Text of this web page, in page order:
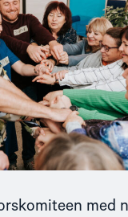
med
oppdrag
for
EØS-
midlene
–
Styrker
europeisk
demokrati"